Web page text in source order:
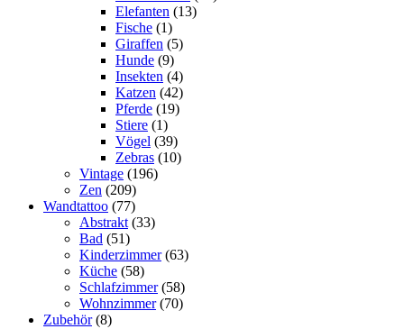
Elefanten (13)
Fische (1)
Giraffen (5)
Hunde (9)
Insekten (4)
Katzen (42)
Pferde (19)
Stiere (1)
Vögel (39)
Zebras (10)
Vintage (196)
Zen (209)
Wandtattoo (77)
Abstrakt (33)
Bad (51)
Kinderzimmer (63)
Küche (58)
Schlafzimmer (58)
Wohnzimmer (70)
Zubehör (8)